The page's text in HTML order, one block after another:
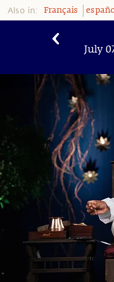
Also in: Français
July